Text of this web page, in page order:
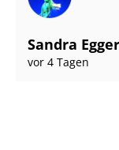
Sandra
vor 4 Tagen